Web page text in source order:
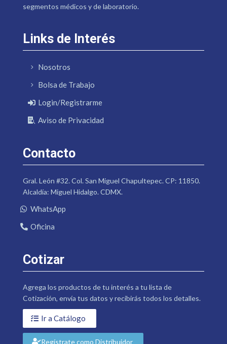
segmentos médicos y de laboratorio.
Links de Interés
Nosotros
Bolsa de Trabajo
Login/Registrarme
Aviso de Privacidad
Contacto
Gral. León #32. Col. San Miguel Chapultepec. CP: 11850.
Alcaldía: Miguel Hidalgo. CDMX.
WhatsApp
Oficina
Cotizar
Agrega los productos de tu interés a tu lista de
Cotización, envía tus datos y recibirás todos los detalles.
Ir a Catálogo
Regístrate como Distribuidor